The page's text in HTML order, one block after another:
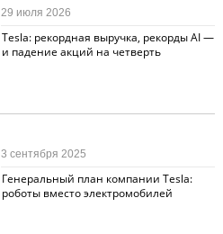
Tesla: рекордная выручка, рекорды AI —
и падение акций на четверть
29 июля 2026
Генеральный план компании Tesla:
роботы вместо электромобилей
3 сентября 2025